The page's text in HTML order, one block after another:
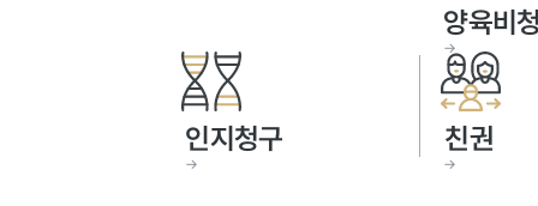
양육비
→
인지청구
→
친권
→